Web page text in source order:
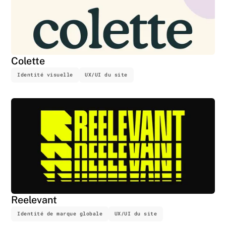
Colette
Identité visuelle UX/UI du site
Reelevant
Identité de marque globale UX/UI du site